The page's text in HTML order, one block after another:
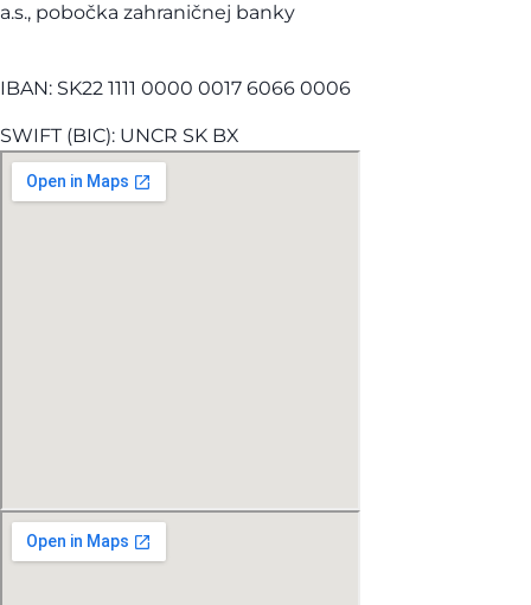
a.s., pobočka zahraničnej banky
IBAN: SK22 1111 0000 0017 6066 0006
SWIFT (BIC): UNCR SK BX